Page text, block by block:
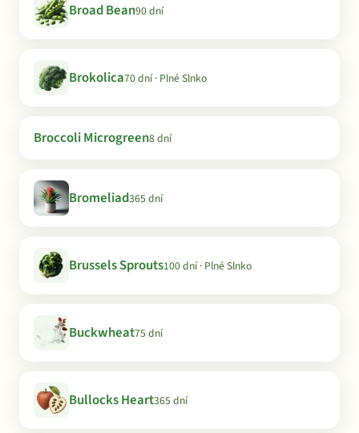
Broad Bean90 dní
Brokolica70 dní · Plné Slnko
Broccoli Microgreen8 dní
Bromeliad365 dní
Brussels Sprouts100 dní · Plné Slnko
Buckwheat75 dní
Bullocks Heart365 dní